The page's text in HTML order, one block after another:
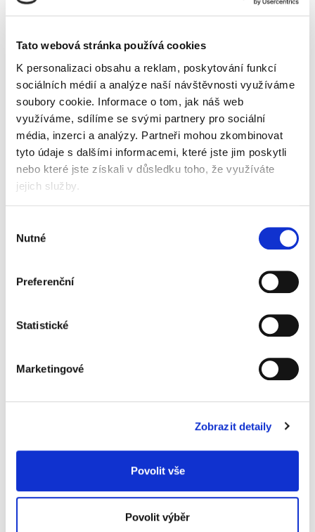
Tato webová stránka používá cookies
K personalizaci obsahu a reklam, poskytování funkcí
sociálních médií a analýze naší návštěvnosti využíváme
soubory cookie. Informace o tom, jak náš web
využíváme, sdílíme se svými partnery pro sociální
média, inzerci a analýzy. Partneři mohou zkombinovat
tyto údaje s dalšími informacemi, které jste jim poskytli
nebo které jste získali v důsledku toho, že využíváte
jejich služby.
souhlasu
Nutné
Preferenční
Statistické
Marketingové
Zobrazit detaily
Povolit vše
Povolit výběr
Popis Alternativní produkty Akce
Ke stažení
Stroj na hřebenovou vazbuFellowes Pulsar Plus 300je
ideální řešení v případě, že hledáte kvalitní a snadno
ovladatelné řešení pro vazbu dokumentů do vaší
kanceláře.
zvyšují produktivitu. Vertikální vkládání dokumentů
a přesná zarovnávací zarážka zjednodušují práci se
Vertikální vkládání dokumentů do stroje
zvyšuje produktivitu práce
hřebenu pro vazbu dokumentů
Vazba až 300 listů